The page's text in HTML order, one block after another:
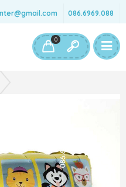
086.6969.088
0